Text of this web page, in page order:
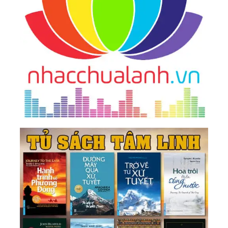
Phúc, Thông Minh Quá Chỉ Mệt Mỏi Thân Mình
181.
Đường Rộng Không Bằng Tâm Rộng, Mệnh
Tốt Không Bằng Tâm Tốt
Mỉm Cười Dưới Ánh Mặt Trời, Dũng Cảm Vượt
Qua Mưa Gió